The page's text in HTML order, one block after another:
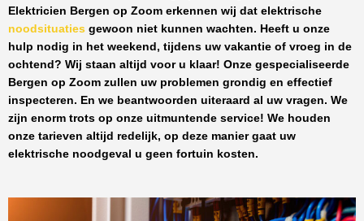
Elektricien Bergen op Zoom erkennen wij dat elektrische
noodsituaties gewoon niet kunnen wachten. Heeft u onze
hulp nodig in het weekend, tijdens uw vakantie of vroeg in de
ochtend? Wij staan altijd voor u klaar! Onze gespecialiseerde
Bergen op Zoom zullen uw problemen grondig en effectief
inspecteren. En we beantwoorden uiteraard al uw vragen. We
zijn enorm trots op onze uitmuntende service! We houden
onze tarieven altijd redelijk, op deze manier gaat uw
elektrische noodgeval u geen fortuin kosten.